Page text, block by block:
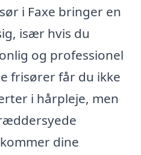
i Faxe bringer en
især hvis du
og professionel
frisører får du ikke
i hårpleje, men
dine